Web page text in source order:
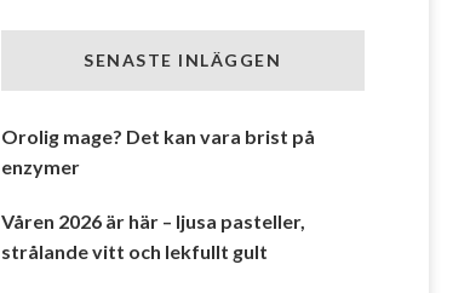
SENASTE INLÄGGEN
Orolig mage? Det kan vara brist på
enzymer
Våren 2026 är här – ljusa pasteller,
strålande vitt och lekfullt gult